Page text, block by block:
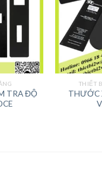
TRA ĐỘ
THIẾT
THƯỚC